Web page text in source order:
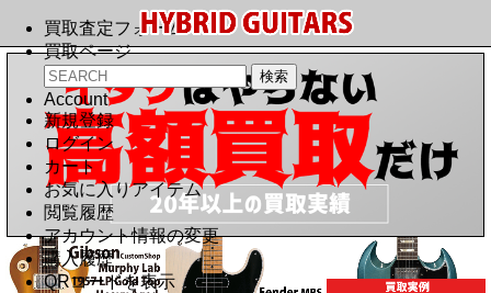
買取査定フォーム
買取ページ
Account
新規登録
ログイン
カート
お気に入りアイテム
閲覧履歴
アカウント情報の変更
購入履歴
QRコードを表示